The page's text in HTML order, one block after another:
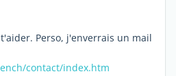
Perso, j'enverrais un mail
contact/index.htm